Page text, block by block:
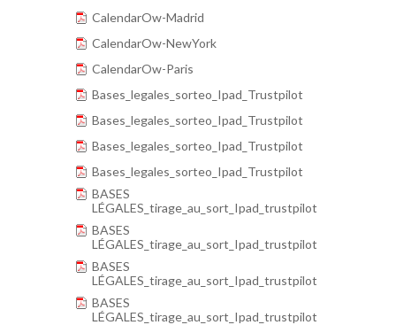
CalendarOw-Madrid
CalendarOw-NewYork
CalendarOw-Paris
Bases_legales_sorteo_Ipad_Trustpilot
Bases_legales_sorteo_Ipad_Trustpilot
Bases_legales_sorteo_Ipad_Trustpilot
Bases_legales_sorteo_Ipad_Trustpilot
BASES
LÉGALES_tirage_au_sort_Ipad_trustpilot
BASES
LÉGALES_tirage_au_sort_Ipad_trustpilot
BASES
LÉGALES_tirage_au_sort_Ipad_trustpilot
BASES
LÉGALES_tirage_au_sort_Ipad_trustpilot